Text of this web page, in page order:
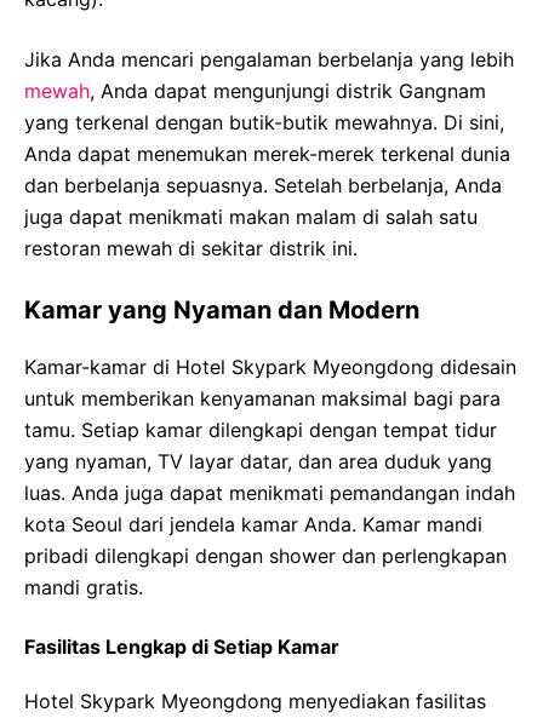
Jika Anda mencari pengalaman berbelanja yang lebih
mewah, Anda dapat mengunjungi distrik Gangnam
yang terkenal dengan butik-butik mewahnya. Di sini,
Anda dapat menemukan merek-merek terkenal dunia
dan berbelanja sepuasnya. Setelah berbelanja, Anda
juga dapat menikmati makan malam di salah satu
restoran mewah di sekitar distrik ini.
Kamar yang Nyaman dan Modern
Kamar-kamar di Hotel Skypark Myeongdong didesain
untuk memberikan kenyamanan maksimal bagi para
tamu. Setiap kamar dilengkapi dengan tempat tidur
yang nyaman, TV layar datar, dan area duduk yang
luas. Anda juga dapat menikmati pemandangan indah
kota Seoul dari jendela kamar Anda. Kamar mandi
pribadi dilengkapi dengan shower dan perlengkapan
mandi gratis.
Fasilitas Lengkap di Setiap Kamar
Hotel Skypark Myeongdong menyediakan fasilitas